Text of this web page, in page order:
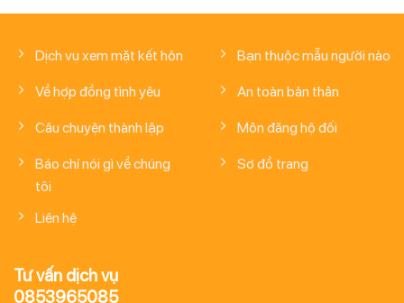
Dịch vụ xem mặt kết hôn
Về hợp đồng tình yêu
Câu chuyện thành lập
Báo chí nói gì về chúng
tôi
Liên hệ
Bạn thuộc mẫu người nào
An toàn bản thân
Môn đăng hộ đối
Sơ đồ trang
Tư vấn dịch vụ
0853965085